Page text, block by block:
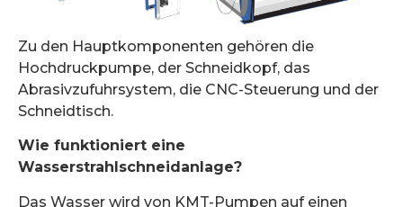
Zu den Hauptkomponenten gehören die
Hochdruckpumpe, der Schneidkopf, das
Abrasivzufuhrsystem, die CNC-Steuerung und der
Schneidtisch.
Wie funktioniert eine
Wasserstrahlschneidanlage?
Das Wasser wird von KMT-Pumpen auf einen